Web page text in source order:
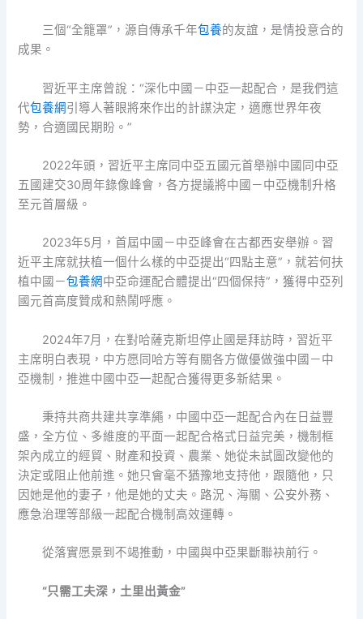
三個“全籠罩”，源自傳承千年包養的友誼，是情投意合的
成果。
習近平主席曾說：“深化中國－中亞一起配合，是我們這
代包養網引導人著眼將來作出的計謀決定，適應世界年夜
勢，合適國民期盼。”
2022年頭，習近平主席同中亞五國元首舉辦中國同中亞
五國建交30周年錄像峰會，各方提議將中國－中亞機制升格
至元首層級。
2023年5月，首屆中國－中亞峰會在古都西安舉辦。習
近平主席就扶植一個什么樣的中亞提出“四點主意”，就若何扶
植中國－包養網中亞命運配合體提出“四個保持”，獲得中亞列
國元首高度贊成和熱鬧呼應。
2024年7月，在對哈薩克斯坦停止國是拜訪時，習近平
主席明白表現，中方愿同哈方等有關各方做優做強中國－中
亞機制，推進中國中亞一起配合獲得更多新結果。
秉持共商共建共享準繩，中國中亞一起配合內在日益豐
盛，全方位、多維度的平面一起配合格式日益完美，機制框
架內成立的經貿、財產和投資、農業、她從未試圖改變他的
決定或阻止他前進。她只會毫不猶豫地支持他，跟隨他，只
因她是他的妻子，他是她的丈夫。路況、海關、公安外務、
應急治理等部級一起配合機制高效運轉。
從落實愿景到不竭推動，中國與中亞果斷聯袂前行。
“只需工夫深，土里出黃金”